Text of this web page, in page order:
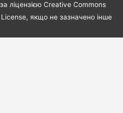
ліцензією Creative Commons
якщо не зазначено інше